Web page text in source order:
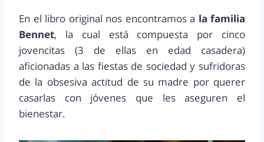
En el libro original nos encontramos a la familia
Bennet, la cual está compuesta por cinco
jovencitas (3 de ellas en edad casadera)
aficionadas a las fiestas de sociedad y sufridoras
de la obsesiva actitud de su madre por querer
casarlas con jóvenes que les aseguren el
bienestar.